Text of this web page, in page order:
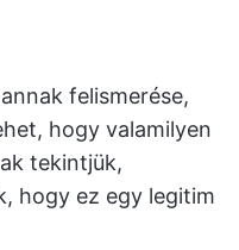
felismerése,
hogy valamilyen
tekintjük,
hogy ez egy legitim